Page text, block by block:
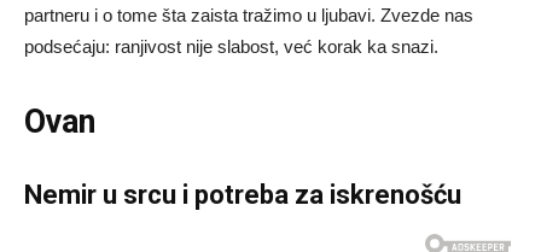
partneru i o tome šta zaista tražimo u ljubavi. Zvezde nas
podsećaju: ranjivost nije slabost, već korak ka snazi.
Ovan
Nemir u srcu i potreba za iskrenošću